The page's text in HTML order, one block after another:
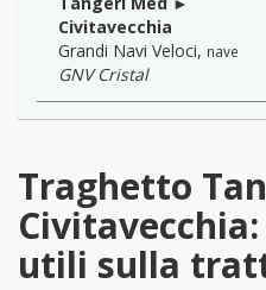
Civitavecchia
Grandi Navi Veloci, nave
GNV Cristal
Traghetto
utili sulla